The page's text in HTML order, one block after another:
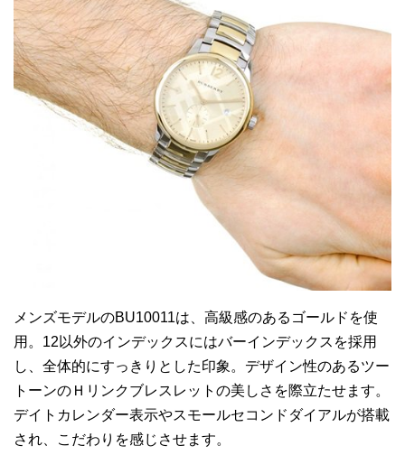
メンズモデルのBU10011は、高級感のあるゴールドを使
用。12以外のインデックスにはバーインデックスを採用
し、全体的にすっきりとした印象。デザイン性のあるツー
トーンのＨリンクブレスレットの美しさを際立たせます。
デイトカレンダー表示やスモールセコンドダイアルが搭載
され、こだわりを感じさせます。